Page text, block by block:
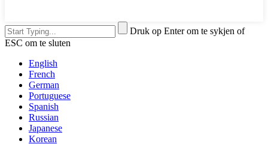
Druk op Enter om te sykjen of
ESC om te sluten
English
French
German
Portuguese
Spanish
Russian
Japanese
Korean